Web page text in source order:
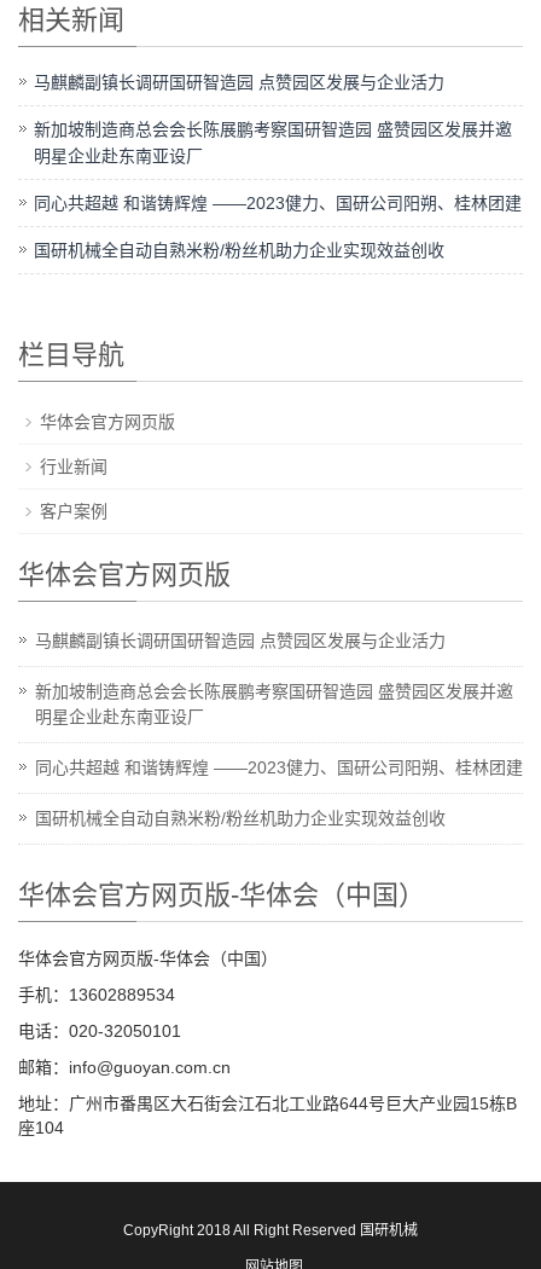
相关新闻
马麒麟副镇长调研国研智造园 点赞园区发展与企业活力
新加坡制造商总会会长陈展鹏考察国研智造园 盛赞园区发展并邀
明星企业赴东南亚设厂
同心共超越 和谐铸辉煌 ——2023健力、国研公司阳朔、桂林团建
国研机械全自动自熟米粉/粉丝机助力企业实现效益创收
栏目导航
华体会官方网页版
行业新闻
客户案例
华体会官方网页版
马麒麟副镇长调研国研智造园 点赞园区发展与企业活力
新加坡制造商总会会长陈展鹏考察国研智造园 盛赞园区发展并邀
明星企业赴东南亚设厂
同心共超越 和谐铸辉煌 ——2023健力、国研公司阳朔、桂林团建
国研机械全自动自熟米粉/粉丝机助力企业实现效益创收
华体会官方网页版-华体会（中国）
华体会官方网页版-华体会（中国）
手机：13602889534
电话：020-32050101
邮箱：info@guoyan.com.cn
地址：广州市番禺区大石街会江石北工业路644号巨大产业园15栋B
座104
CopyRight 2018 All Right Reserved 国研机械